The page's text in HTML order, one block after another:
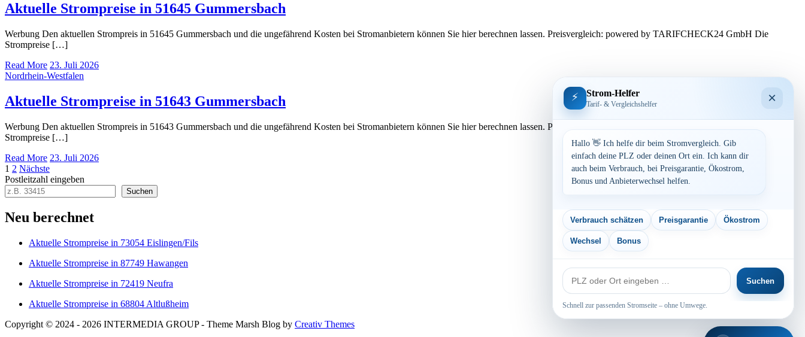
Aktuelle Strompreise in 51645 Gummersbach
Werbung Den aktuellen Strompreis in 51645 Gummersbach und die ungefährend Kosten bei Stromanbietern können Sie hier berechnen lassen. Preisvergleich: powered by TARIFCHECK24 GmbH Die
Strompreise […]
Read More 23. Juli 2026
Nordrhein-Westfalen
Aktuelle Strompreise in 51643 Gummersbach
Werbung Den aktuellen Strompreis in 51643 Gummersbach und die ungefährend Kosten bei Stromanbietern können Sie hier berechnen lassen. Preisvergleich: powered by TARIFCHECK24 GmbH Die
Strompreise […]
Read More 23. Juli 2026
Seitennummerierung
der
Beiträge
1 2 Nächste
Postleitzahl eingeben
Suchen
Neu berechnet
Aktuelle Strompreise in 73054 Eislingen/Fils
Aktuelle Strompreise in 87749 Hawangen
Aktuelle Strompreise in 72419 Neufra
Aktuelle Strompreise in 68804 Altlußheim
Copyright © 2024 - 2026 INTERMEDIA GROUP - Theme Marsh Blog by Creativ Themes
⚡ Strom-Helfer
Tarif- & Vergleichshelfer ×
Hallo 👋 Ich helfe dir beim Stromvergleich. Gib
einfach deine PLZ oder deinen Ort ein. Ich kann dir
auch beim Verbrauch, bei Preisgarantie, Ökostrom,
Bonus und Anbieterwechsel helfen.
Verbrauch schätzen Preisgarantie Ökostrom
Wechsel Bonus
PLZ
oder
Ort
Suchen
Schnell zur passenden Stromseite – ohne Umwege.